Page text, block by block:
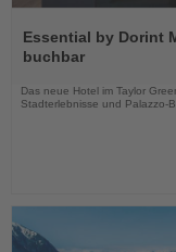
Sie
die
Essential by Dorint
buchbar
Das neue Hotel im Taylor
Stadterlebnisse und Palazzo-